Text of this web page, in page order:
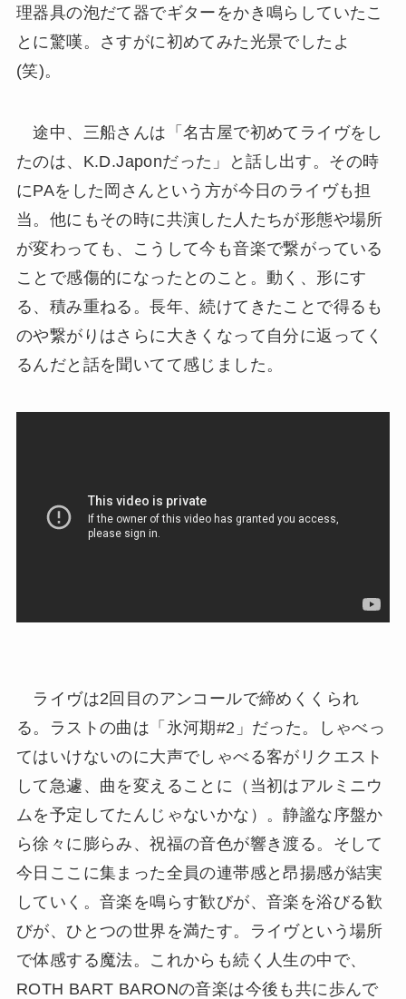
理器具の泡だて器でギターをかき鳴らしていたこ
とに驚嘆。さすがに初めてみた光景でしたよ
(笑)。
途中、三船さんは「名古屋で初めてライヴをし
たのは、K.D.Japonだった」と話し出す。その時
にPAをした岡さんという方が今日のライヴも担
当。他にもその時に共演した人たちが形態や場所
が変わっても、こうして今も音楽で繋がっている
ことで感傷的になったとのこと。動く、形にす
る、積み重ねる。長年、続けてきたことで得るも
のや繋がりはさらに大きくなって自分に返ってく
るんだと話を聞いてて感じました。
ライヴは2回目のアンコールで締めくくられ
る。ラストの曲は「氷河期#2」だった。しゃべっ
てはいけないのに大声でしゃべる客がリクエスト
して急遽、曲を変えることに（当初はアルミニウ
ムを予定してたんじゃないかな）。静謐な序盤か
ら徐々に膨らみ、祝福の音色が響き渡る。そして
今日ここに集まった全員の連帯感と昂揚感が結実
していく。音楽を鳴らす歓びが、音楽を浴びる歓
びが、ひとつの世界を満たす。ライヴという場所
で体感する魔法。これからも続く人生の中で、
ROTH BART BARONの音楽は今後も共に歩んで